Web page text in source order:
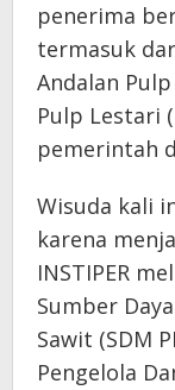
penerima
termasuk
Andalan
Pulp Lestari
pemerintah
Wisuda kali
karena
INSTIPER
Sumber
Sawit (SDM
Pengelola